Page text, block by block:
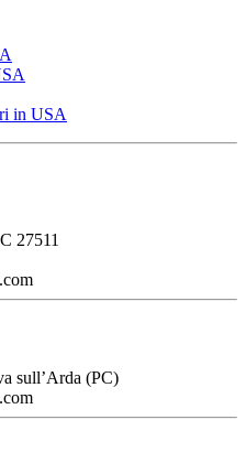
in USA
27511
sull’Arda (PC)